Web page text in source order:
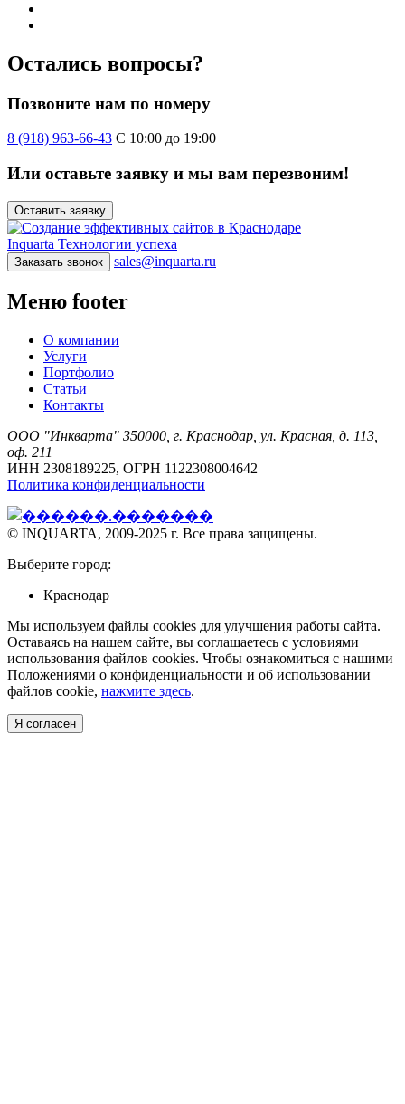
Остались вопросы?
Позвоните нам по номеру
8 (918) 963-66-43 С 10:00 до 19:00
Или оставьте заявку и мы вам перезвоним!
Оставить заявку
Inquarta Технологии успеха
Заказать звонок sales@inquarta.ru
Меню footer
О компании
Услуги
Портфолио
Статьи
Контакты
ООО "Инкварта" 350000, г. Краснодар, ул. Красная, д. 113,
оф. 211
ИНН 2308189225, ОГРН 1122308004642
Политика конфиденциальности
© INQUARTA, 2009-2025 г. Все права защищены.
Выберите город:
Краснодар
Мы используем файлы cookies для улучшения работы сайта.
Оставаясь на нашем сайте, вы соглашаетесь с условиями
использования файлов cookies. Чтобы ознакомиться с нашими
Положениями о конфиденциальности и об использовании
файлов cookie, нажмите здесь.
Я согласен